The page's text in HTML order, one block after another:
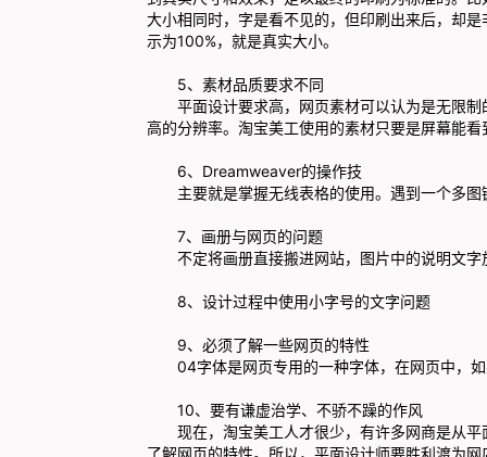
大小相同时，字是看不见的，但印刷出来后，却
示为100%，就是真实大小。
5、素材品质要求不同
平面设计要求高，网页素材可以认为是无限制
高的分辨率。淘宝美工使用的素材只要是屏幕能
6、Dreamweaver的操作技
主要就是掌握无线表格的使用。遇到一个多图
7、画册与网页的问题
不定将画册直接搬进网站，图片中的说明文字
8、设计过程中使用小字号的文字问题
9、必须了解一些网页的特性
04字体是网页专用的一种字体，在网页中，如
10、要有谦虚治学、不骄不躁的作风
现在，淘宝美工人才很少，有许多网商是从平
了解网页的特性。所以，平面设计师要胜利渡为